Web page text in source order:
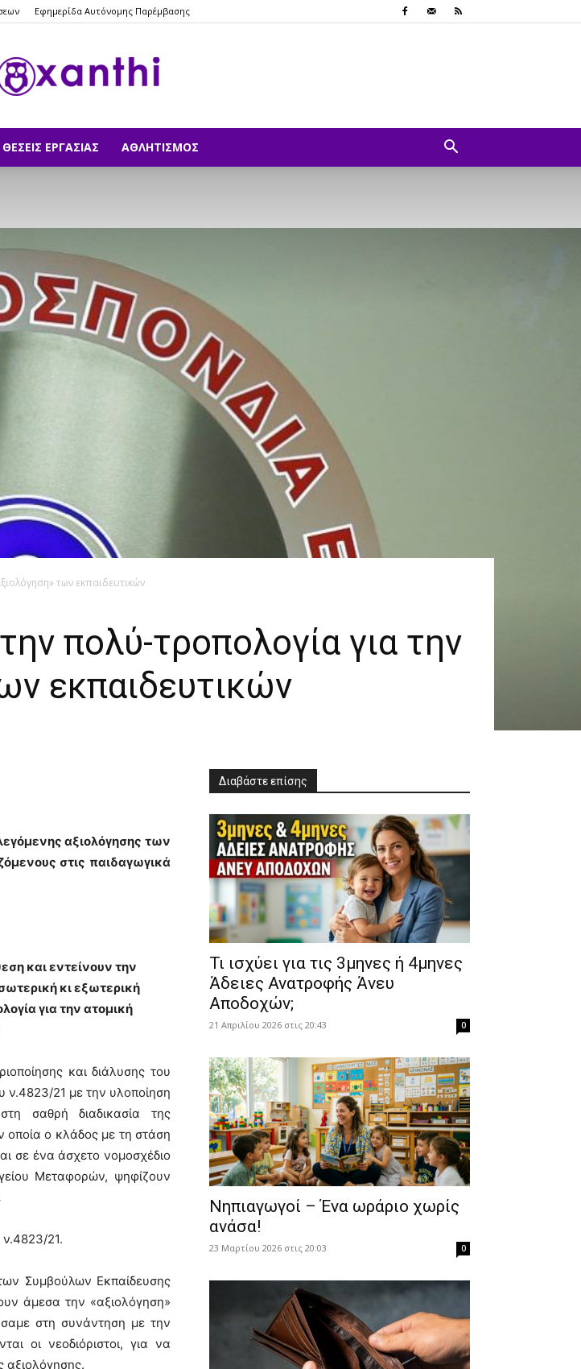
Εφημερίδα Αυτόνομης Παρέμβασης
eduxanthi
ΘΈΣΕΙΣ ΕΡΓΑΣΊΑΣ ΑΘΛΗΤΙΣΜΌΣ
των εκπαιδευτικών
πολύ-τροπολογία για την
εκπαιδευτικών
αξιολόγησης των
στις παιδαγωγικά
και εντείνουν την
κι εξωτερική
για την ατομική
και διάλυσης του
21 με την υλοποίηση
σαθρή διαδικασία της
οποία ο κλάδος με τη στάση
σε ένα άσχετο νομοσχέδιο
Μεταφορών, ψηφίζουν
ν.4823/21.
Συμβούλων Εκπαίδευσης
άμεσα την «αξιολόγηση»
στη συνάντηση με την
οι νεοδιόριστοι, για να
αξιολόγησης.
Διαβάστε επίσης
​Τι ισχύει για τις 3μηνες ή 4μηνες
Άδειες Ανατροφής Άνευ
Αποδοχών;
21 Απριλίου 2026 στις 20:43 0
Νηπιαγωγοί – Ένα ωράριο χωρίς
ανάσα!
23 Μαρτίου 2026 στις 20:03 0